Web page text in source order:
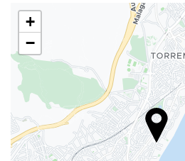
Proibido fumar em todas as áreas
Não admite animais
Alimentação e bebidas
Restaurante
Restaurante à la carte
+
−